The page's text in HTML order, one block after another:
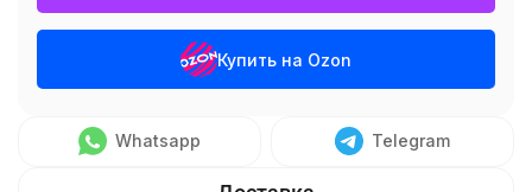
Купить на Ozon
Whatsapp Telegram